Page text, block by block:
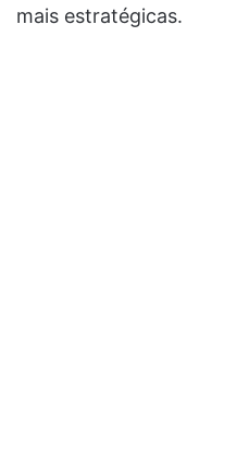
mais estratégicas.